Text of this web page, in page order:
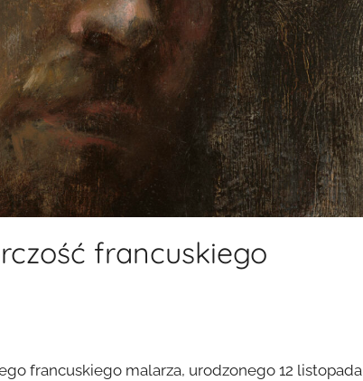
francuskiego
francuskiego malarza, urodzonego 12 listopada